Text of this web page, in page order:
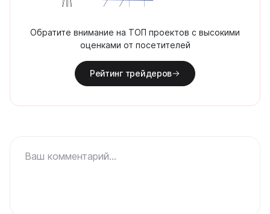
Обратите внимание на ТОП проектов с высокими
оценками от посетителей
Рейтинг трейдеров
Ваш комментарий...